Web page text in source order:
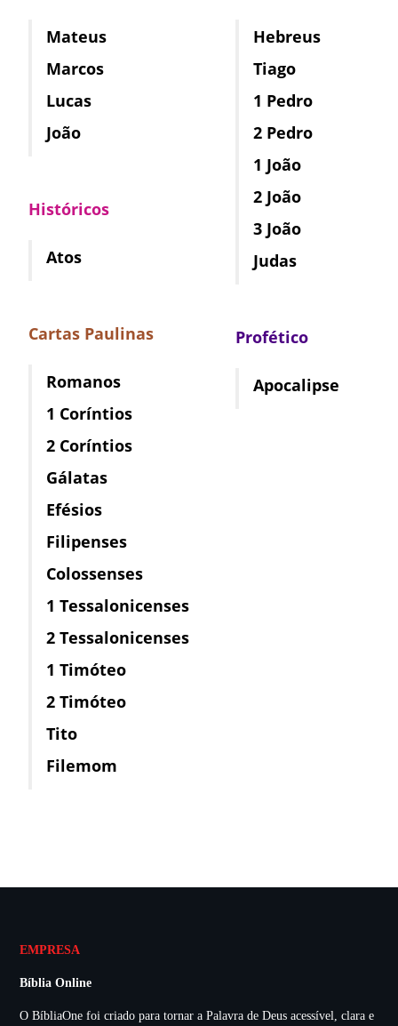
Mateus
Marcos
Lucas
João
Históricos
Atos
Cartas Paulinas
Romanos
1 Coríntios
2 Coríntios
Gálatas
Efésios
Filipenses
Colossenses
1 Tessalonicenses
2 Tessalonicenses
1 Timóteo
2 Timóteo
Tito
Filemom
Hebreus
Tiago
1 Pedro
2 Pedro
1 João
2 João
3 João
Judas
Profético
Apocalipse
EMPRESA
Bíblia Online
O BíbliaOne foi criado para tornar a Palavra de Deus acessível, clara e